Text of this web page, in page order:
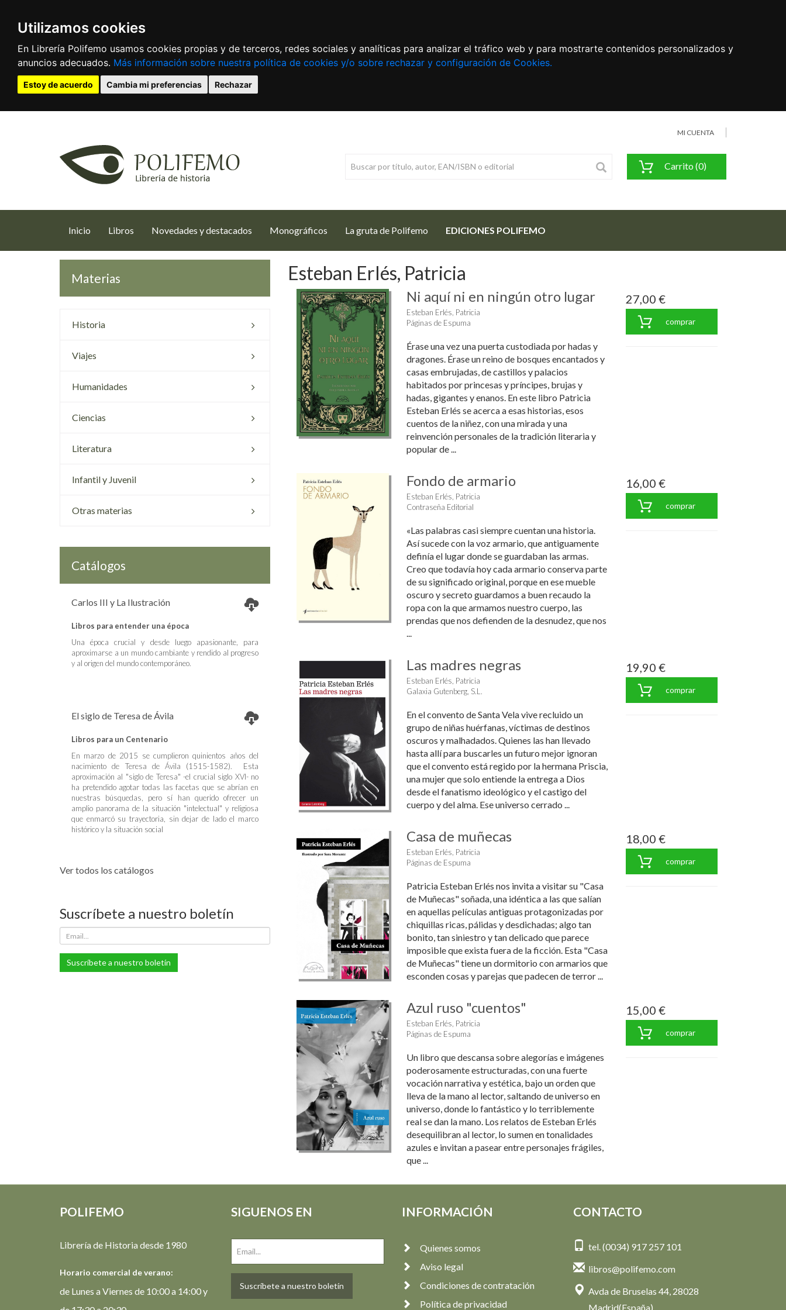
Utilizamos cookies
En Librería Polifemo usamos cookies propias y de terceros, redes sociales y analíticas para analizar el tráfico web y para mostrarte contenidos personalizados y
anuncios adecuados. Más información sobre nuestra política de cookies y/o sobre rechazar y configuración de Cookies.
Estoy de acuerdo Cambia mi preferencias Rechazar
MI CUENTA
Carrito (0)
Inicio (current)
Libros Novedades y destacados Monográficos La gruta de Polifemo EDICIONES POLIFEMO
Materias
Historia
Viajes
Humanidades
Ciencias
Literatura
Infantil y Juvenil
Otras materias
Catálogos
Carlos III y La Ilustración
Libros para entender una época
Una época crucial y desde luego apasionante, para
aproximarse a un mundo cambiante y rendido al progreso
y al origen del mundo contemporáneo.
El siglo de Teresa de Ávila
Libros para un Centenario
En marzo de 2015 se cumplieron quinientos años del
nacimiento de Teresa de Ávila (1515-1582). Esta
aproximación al "siglo de Teresa" -el crucial siglo XVI- no
ha pretendido agotar todas las facetas que se abrían en
nuestras búsquedas, pero sí han querido ofrecer un
amplio panorama de la situación "intelectual" y religiosa
que enmarcó su trayectoria, sin dejar de lado el marco
histórico y la situación social
Ver todos los catálogos
Suscríbete a nuestro boletín
Suscríbete a nuestro boletín
Esteban Erlés, Patricia
Ni aquí ni en ningún otro lugar
Esteban Erlés, Patricia
Páginas de Espuma
Érase una vez una puerta custodiada por hadas y
dragones. Érase un reino de bosques encantados y
casas embrujadas, de castillos y palacios
habitados por princesas y príncipes, brujas y
hadas, gigantes y enanos. En este libro Patricia
Esteban Erlés se acerca a esas historias, esos
cuentos de la niñez, con una mirada y una
reinvención personales de la tradición literaria y
popular de ...
27,00 €
comprar
Fondo de armario
Esteban Erlés, Patricia
Contraseña Editorial
«Las palabras casi siempre cuentan una historia.
Así sucede con la voz armario, que antiguamente
definía el lugar donde se guardaban las armas.
Creo que todavía hoy cada armario conserva parte
de su significado original, porque en ese mueble
oscuro y secreto guardamos a buen recaudo la
ropa con la que armamos nuestro cuerpo, las
prendas que nos defienden de la desnudez, que nos
...
16,00 €
comprar
Las madres negras
Esteban Erlés, Patricia
Galaxia Gutenberg, S.L.
En el convento de Santa Vela vive recluido un
grupo de niñas huérfanas, víctimas de destinos
oscuros y malhadados. Quienes las han llevado
hasta allí para buscarles un futuro mejor ignoran
que el convento está regido por la hermana Priscia,
una mujer que solo entiende la entrega a Dios
desde el fanatismo ideológico y el castigo del
cuerpo y del alma. Ese universo cerrado ...
19,90 €
comprar
Casa de muñecas
Esteban Erlés, Patricia
Páginas de Espuma
Patricia Esteban Erlés nos invita a visitar su "Casa
de Muñecas" soñada, una idéntica a las que salían
en aquellas películas antiguas protagonizadas por
chiquillas ricas, pálidas y desdichadas; algo tan
bonito, tan siniestro y tan delicado que parece
imposible que exista fuera de la ficción. Esta "Casa
de Muñecas" tiene un dormitorio con armarios que
esconden cosas y parejas que padecen de terror ...
18,00 €
comprar
Azul ruso "cuentos"
Esteban Erlés, Patricia
Páginas de Espuma
Un libro que descansa sobre alegorías e imágenes
poderosamente estructuradas, con una fuerte
vocación narrativa y estética, bajo un orden que
lleva de la mano al lector, saltando de universo en
universo, donde lo fantástico y lo terriblemente
real se dan la mano. Los relatos de Esteban Erlés
desequilibran al lector, lo sumen en tonalidades
azules e invitan a pasear entre personajes frágiles,
que ...
15,00 €
comprar
POLIFEMO
Librería de Historia desde 1980
Horario comercial de verano:
de Lunes a Viernes de 10:00 a 14:00 y
SIGUENOS EN
Suscríbete a nuestro boletín
INFORMACIÓN
Quienes somos
Aviso legal
Condiciones de contratación
Política de privacidad
CONTACTO
tel. (0034) 917 257 101
libros@polifemo.com
Avda de Bruselas 44, 28028
Madrid(España)